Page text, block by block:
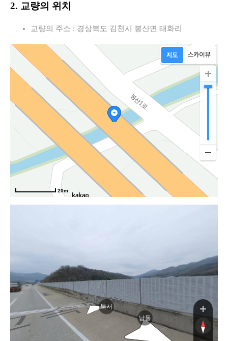
2. 교량의 위치
교량의 주소 : 경상북도 김천시 봉산면 태화리
20m
북서
남동